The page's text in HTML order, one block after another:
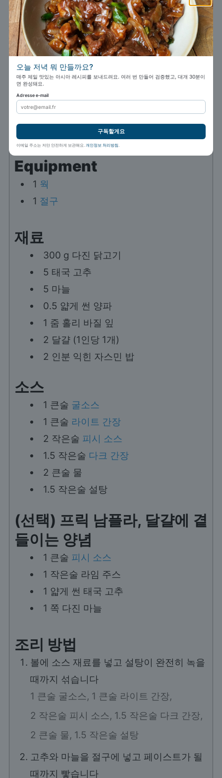
조리 시간:
10분
분
총 시간:
코스:메인 요리
인분:2 인분
1x
2x 3x 4x 저자:Marc Winer
Equipment
1 웍
1 절구
재료
300 g 다진 닭고기
5 태국 고추
5 마늘
0.5 얇게 썬 양파
1 줌 홀리 바질 잎
2 달걀 (1인당 1개)
2 인분 익힌 자스민 밥
소스
1 큰술 굴소스
1 큰술 라이트 간장
2 작은술 피시 소스
1.5 작은술 다크 간장
2 큰술 물
1.5 작은술 설탕
(선택) 프릭 남플라, 달걀에 곁
들이는 양념
1 큰술 피시 소스
1 작은술 라임 주스
1 얇게 썬 태국 고추
1 쪽 다진 마늘
조리 방법
볼에 소스 재료를 넣고 설탕이 완전히 녹을
때까지 섞습니다
1 큰술 굴소스, 1 큰술 라이트 간장,
2 작은술 피시 소스, 1.5 작은술 다크 간장,
2 큰술 물, 1.5 작은술 설탕
고추와 마늘을 절구에 넣고 페이스트가 될
때까지 빻습니다
오늘 저녁 뭐 만들까요?
매주 제일 맛있는 아시아 레시피를 보내드려요. 여러 번 만들어 검증했고, 대개 30분이
면 완성돼요.
Adresse e-mail
구독할게요
이메일 주소는 저만 안전하게 보관해요. 개인정보 처리방침.